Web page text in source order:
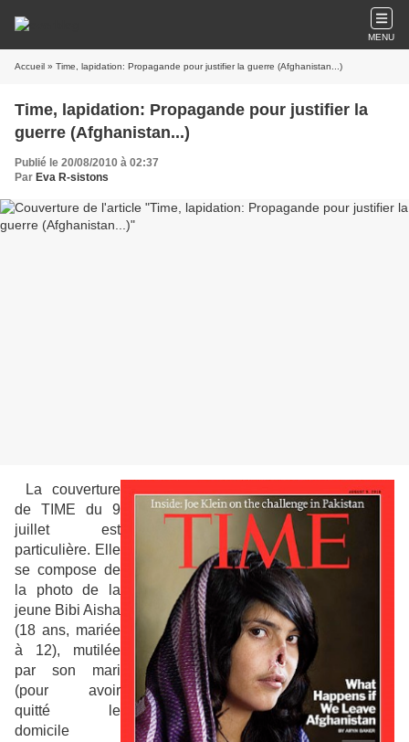
MENU
Accueil » Time, lapidation: Propagande pour justifier la guerre (Afghanistan...)
Time, lapidation: Propagande pour justifier la
guerre (Afghanistan...)
Publié le 20/08/2010 à 02:37
Par Eva R-sistons
La couverture
de TIME du 9
juillet est
particulière. Elle
se compose de
la photo de la
jeune Bibi Aisha
(18 ans, mariée
à 12), mutilée
par son mari
(pour avoir
quitté le
domicile